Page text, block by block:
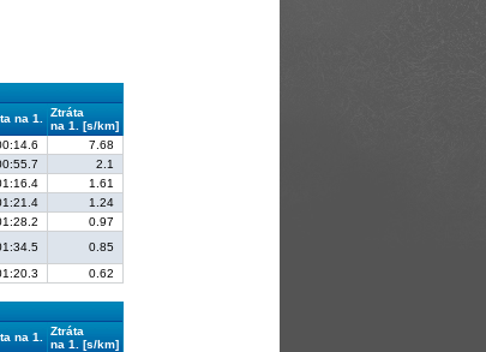
na 1.
Ztráta
na 1. [s/km]
7.68
2.1
1.61
1.24
0.97
0.85
0.62
na 1.
Ztráta
na 1. [s/km]